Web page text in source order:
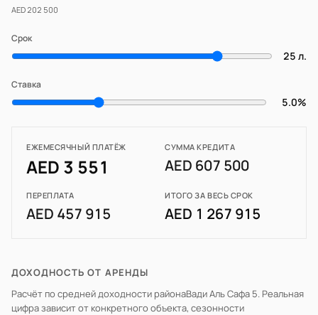
AED 202 500
Срок
25 л.
Ставка
5.0%
ЕЖЕМЕСЯЧНЫЙ ПЛАТЁЖ
AED 3 551
СУММА КРЕДИТА
AED 607 500
ПЕРЕПЛАТА
AED 457 915
ИТОГО ЗА ВЕСЬ СРОК
AED 1 267 915
ДОХОДНОСТЬ ОТ АРЕНДЫ
Расчёт по средней доходности районаВади Аль Сафа 5. Реальная
цифра зависит от конкретного объекта, сезонности